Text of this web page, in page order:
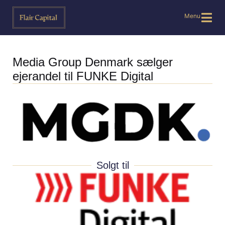
Menu
Media Group Denmark sælger
ejerandel til FUNKE Digital
Solgt til